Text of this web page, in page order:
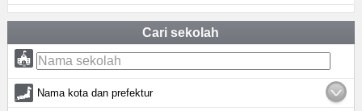
Cari sekolah
Nama kota dan prefektur